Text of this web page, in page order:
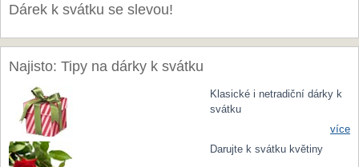
Dárek k svátku se slevou!
Najisto: Tipy na dárky k svátku
Klasické i netradiční dárky k
svátku
více
Darujte k svátku květiny